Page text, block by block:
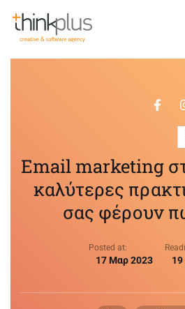
Think Plus
Email marketing
καλύτερες
σας φέρουν
Posted at:
17 Μαρ 2023 19